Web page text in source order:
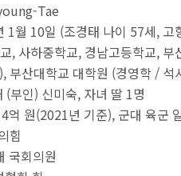
Tae
1월 10일 (조경태 나이 57세, 고
, 사하중학교, 경남고등학교,
부산대학교 대학원 (경영학 / 석
(부인) 신미숙, 자녀 딸 1명
억 원(2021년 기준), 군대 육군
힘
국회의원